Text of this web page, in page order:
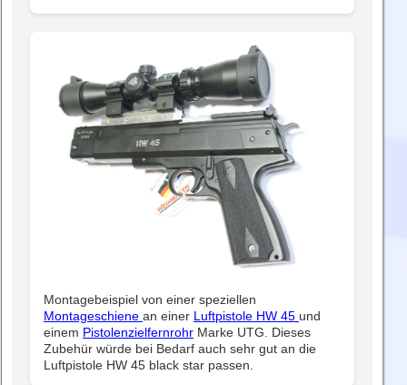
Montagebeispiel von einer speziellen
Montageschiene an einer Luftpistole HW 45 und
einem Pistolenzielfernrohr Marke UTG. Dieses
Zubehür würde bei Bedarf auch sehr gut an die
Luftpistole HW 45 black star passen.